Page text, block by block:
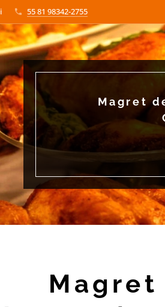
55 81 98342-2755
Magret
Magret